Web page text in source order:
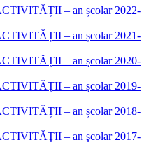
– an școlar 2022-
– an școlar 2021-
– an școlar 2020-
– an școlar 2019-
– an școlar 2018-
– an şcolar 2017-